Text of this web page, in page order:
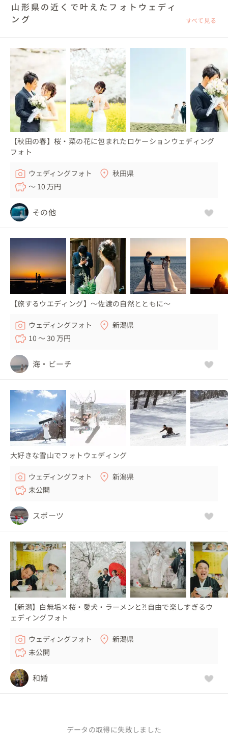
山形県の近くで叶えたフォトウェディ
ング
すべて見る
【秋田の春】桜・菜の花に包まれたロケーションウェディング
フォト
ウェディングフォト
秋田県
〜 10 万円
その他
【旅するウエディング】〜佐渡の自然とともに〜
ウェディングフォト
新潟県
10 〜 30 万円
海・ビーチ
大好きな雪山でフォトウェディング
ウェディングフォト
新潟県
未公開
スポーツ
【新潟】白無垢×桜・愛犬・ラーメンと⁈自由で楽しすぎるウ
ェディングフォト
ウェディングフォト
新潟県
未公開
和婚
データの取得に失敗しました